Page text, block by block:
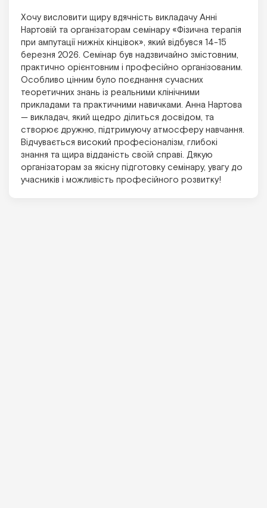
Хочу висловити щиру вдячність викладачу Анні
Нартовій та організаторам семінару «Фізична терапія
при ампутації нижніх кінцівок», який відбувся 14-15
березня 2026. Семінар був надзвичайно змістовним,
практично орієнтовним і професійно організованим.
Особливо цінним було поєднання сучасних
теоретичних знань із реальними клінічними
прикладами та практичними навичками. Анна Нартова
— викладач, який щедро ділиться досвідом, та
створює дружню, підтримуючу атмосферу навчання.
Відчувається високий професіоналізм, глибокі
знання та щира відданість своїй справі. Дякую
організаторам за якісну підготовку семінару, увагу до
учасників і можливість професійного розвитку!